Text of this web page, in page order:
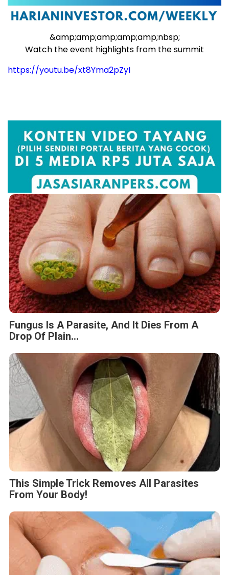
&amp;amp;amp;amp;amp;nbsp;
Watch the event highlights from the summit
https://youtu.be/xt8Yma2pZyI
Fungus Is A Parasite, And It Dies From A
Drop Of Plain...
This Simple Trick Removes All Parasites
From Your Body!